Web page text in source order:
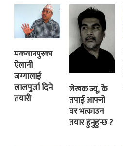
मकवानपुरका
ऐलानी
जग्गालाई
लालपुर्जा दिने
तयारी
लेखक ज्यू, के
तपाई आफ्नो
घर भत्काउन
तयार हुनुहुन्छ ?